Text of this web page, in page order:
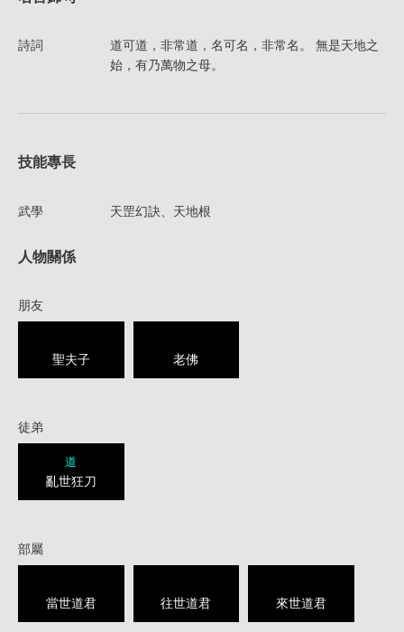
詩詞
道可道，非常道，名可名，非常名。 無是天地之
始，有乃萬物之母。
技能專長
武學 天罡幻訣、天地根
人物關係
朋友
聖夫子 老佛
徒弟
道
亂世狂刀
部屬
當世道君 往世道君 來世道君